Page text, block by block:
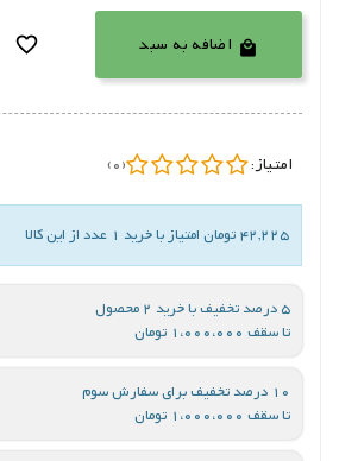
 اضافه به سبد 
امتیاز: (0)
42,225 تومان امتیاز با خرید 1 عدد از این کالا
5 درصد تخفیف با خرید 2 محصول
تا سقف 1،000،000 تومان
10 درصد تخفیف برای سفارش سوم
تا سقف 1،000،000 تومان